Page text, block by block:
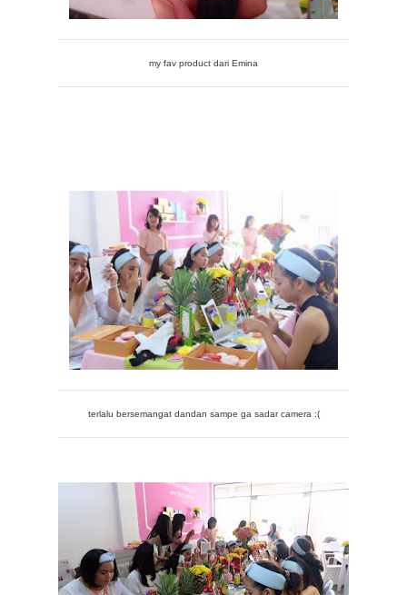
my fav product dari Emina
terlalu bersemangat dandan sampe ga sadar camera :(